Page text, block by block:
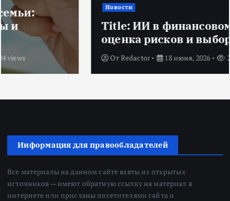
Title: ИИ в финансовом секторе:
оценка рисков и выбор банка
От Redactor 18 июня, 2026 224 views
Информация для правообладателей
Все материалы на данном сайте взяты из открытых
источников — имеют обратную ссылку на материал в
интернете или присланы посетителями сайта и